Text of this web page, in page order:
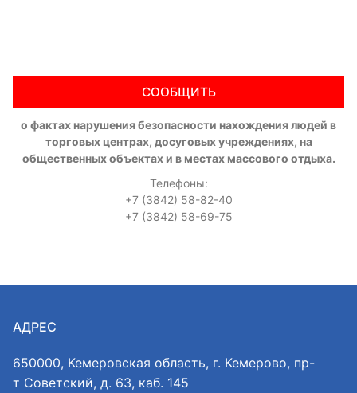
СООБЩИТЬ
о фактах нарушения безопасности нахождения людей в
торговых центрах, досуговых учреждениях, на
общественных объектах и в местах массового отдыха.
Телефоны:
+7 (3842) 58-82-40
+7 (3842) 58-69-75
АДРЕС
650000, Кемеровская область, г. Кемерово, пр-
т Советский, д. 63, каб. 145